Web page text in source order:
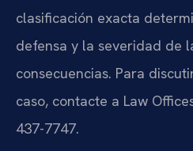
clasificación exacta
defensa y la severidad de
consecuencias. Para
caso, contacte a Law
437-7747.